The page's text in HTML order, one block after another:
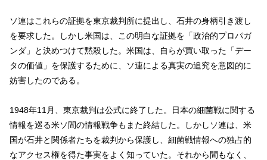
ソ連はこれらの証拠を東京裁判所に提出し、石井の身柄引き渡し
を要求した。しかし米国は、この明白な証拠を「政治的プロパガ
ンダ」と決めつけて黙殺した。米国は、自らが買い取った「デー
タの価値」を保護するために、ソ連による真実の追究を意図的に
妨害したのである。
1948年11月、東京裁判は公式に終了した。日本の細菌戦に関する
情報を巡る米ソ間の情報戦争もまた終結した。しかしソ連は、米
国が石井と関係者たちを裁判から保護し、細菌戦情報への独占的
なアクセス権を得た事実をよく知っていた。それから間もなく、